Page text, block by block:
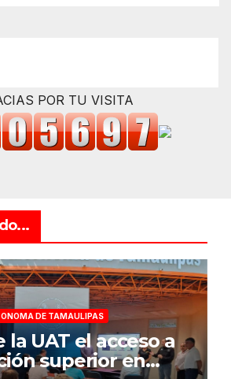
POR TU VISITA
DE TAMAULIPAS
la UAT el acceso a
superior en